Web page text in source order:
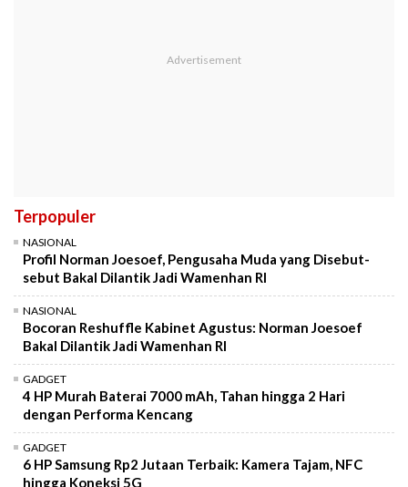
Terpopuler
NASIONAL
Profil Norman Joesoef, Pengusaha Muda yang Disebut-
sebut Bakal Dilantik Jadi Wamenhan RI
NASIONAL
Bocoran Reshuffle Kabinet Agustus: Norman Joesoef
Bakal Dilantik Jadi Wamenhan RI
GADGET
4 HP Murah Baterai 7000 mAh, Tahan hingga 2 Hari
dengan Performa Kencang
GADGET
6 HP Samsung Rp2 Jutaan Terbaik: Kamera Tajam, NFC
hingga Koneksi 5G